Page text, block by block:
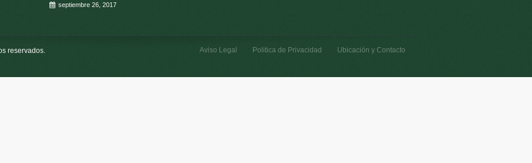
septiembre 26, 2017
reservados. Aviso Legal Politica de Privacidad Ubicación y Contacto